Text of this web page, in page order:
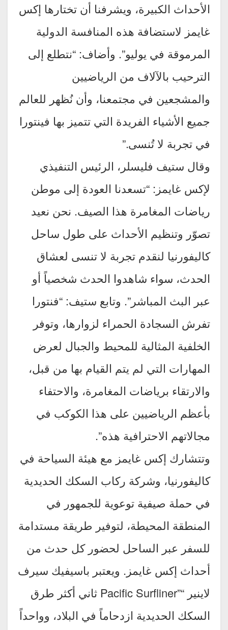
الأحداث الكبيرة، ويشرفنا أن تختارها إكس
غايمز لاستضافة هذه المنافسة الدولية
المرموقة في يوليو”. وأضاف: “نتطلع إلى
الترحيب بالآلاف من الرياضيين
والمشجعين في مجتمعنا، وأن نُظهر للعالم
جميع الأشياء الفريدة التي تتميز بها فينتورا
في تجربة لا تُنسى.”
وقال ستيف فليسلر، الرئيس التنفيذي
لإكس غايمز: “تسعدنا العودة إلى موطن
رياضات المغامرة هذا الصيف. نحن نعيد
تصوّر وتنظيم الأحداث على طول ساحل
كاليفورنيا لنقدم تجربة لا تنسى لعشاق
الحدث، سواء شاهدوا الحدث شخصياً أو
عبر البث المباشر”. وتابع ستيف: “فنتورا
تفرش السجادة الحمراء لزوارها، وتوفر
الخلفية المثالية للمحيط والجبال لعرض
المهارات التي لم يتم القيام بها من قبل،
والارتقاء برياضات المغامرة، والاحتفاء
بأعظم الرياضيين على هذا الكوكب في
مجالاتهم الاحترافية هذه”.
وتتشارك إكس غايمز مع هيئة السياحة في
كاليفورنيا، وشركة ركاب السكك الحديدية
في حملة صيفية توعوية للجمهور في
المنطقة المحيطة، لتوفير طريقة مستدامة
للسفر عبر الساحل لحضور كل حدث من
أحداث إكس غايمز. ويعتبر باسيفيك سيرف
لاينير “”Pacific Surfliner ثاني أكثر طرق
السكك الحديدية ازدحاماً في البلاد، وواحداً